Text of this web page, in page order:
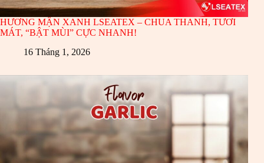
HƯƠNG MẬN XANH LSEATEX – CHUA THANH, TƯƠI
MÁT, “BẬT MÙI” CỰC NHANH!
16 Tháng 1, 2026